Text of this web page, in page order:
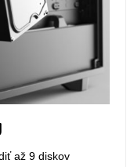
až 9 diskov